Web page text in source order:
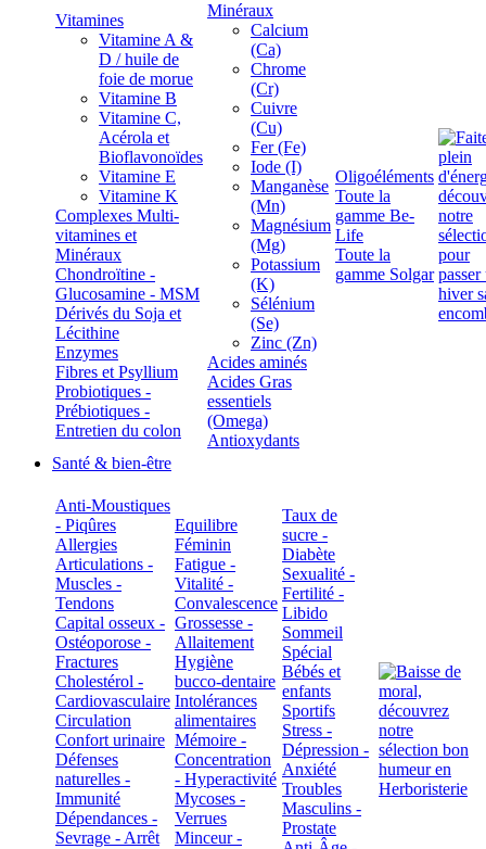
Vitamines
Vitamine A &
D / huile de
foie de morue
Vitamine B
Vitamine C,
Acérola et
Bioflavonoïdes
Vitamine E
Vitamine K
Complexes Multi-
vitamines et
Minéraux
Chondroïtine -
Glucosamine - MSM
Dérivés du Soja et
Lécithine
Enzymes
Fibres et Psyllium
Probiotiques -
Prébiotiques -
Entretien du colon
Minéraux
Calcium
(Ca)
Chrome
(Cr)
Cuivre
(Cu)
Fer (Fe)
Iode (I)
Manganèse
(Mn)
Magnésium
(Mg)
Potassium
(K)
Sélénium
(Se)
Zinc (Zn)
Acides aminés
Acides Gras
essentiels
(Omega)
Antioxydants
Oligoéléments
Toute la
gamme Be-
Life
Toute la
gamme Solgar
Santé & bien-être
Anti-Moustiques
- Piqûres
Allergies
Articulations -
Muscles -
Tendons
Capital osseux -
Ostéoporose -
Fractures
Cholestérol -
Cardiovasculaire
Circulation
Confort urinaire
Défenses
naturelles -
Immunité
Dépendances -
Sevrage - Arrêt
Equilibre
Féminin
Fatigue -
Vitalité -
Convalescence
Grossesse -
Allaitement
Hygiène
bucco-dentaire
Intolérances
alimentaires
Mémoire -
Concentration
- Hyperactivité
Mycoses -
Verrues
Minceur -
Taux de
sucre -
Diabète
Sexualité -
Fertilité -
Libido
Sommeil
Spécial
Bébés et
enfants
Sportifs
Stress -
Dépression -
Anxiété
Troubles
Masculins -
Prostate